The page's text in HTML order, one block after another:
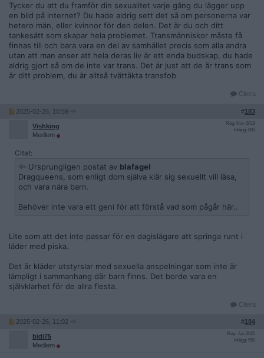
Tycker du att du framför din sexualitet varje gång du lägger upp
en bild på internet? Du hade aldrig sett det så om personerna var
hetero män, eller kvinnor för den delen. Det är du och ditt
tankesätt som skapar hela problemet. Transmänniskor måste få
finnas till och bara vara en del av samhället precis som alla andra
utan att man anser att hela deras liv är ett enda budskap, du hade
aldrig gjort så om de inte var trans. Det är just att de är trans som
är ditt problem, du är alltså tvättäkta transfob
Citera
2025-02-26, 10:59 #183
Vishking
Medlem
Reg: Nov 2019
Inlägg: 802
Citat:
Ursprungligen postat av blafagel
Dragqueens, som enligt dom själva klär sig sexuellt vill läsa,
och vara nära barn.
Behöver inte vara ett geni för att förstå vad som pågår här..
Lite som att det inte passar för en dagislägare att springa runt i
läder med piska.
Det är kläder utstyrslar med sexuella anspelningar som inte är
lämpligt i sammanhang där barn finns. Det borde vara en
självklarhet för de allra flesta.
Citera
2025-02-26, 11:02 #184
bidi75
Medlem
Reg: Jan 2025
Inlägg: 550